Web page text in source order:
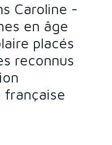
Caroline -
en âge
placés
reconnus
française